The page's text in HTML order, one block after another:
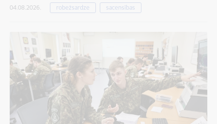
04.08.2026. robežsardze sacensības